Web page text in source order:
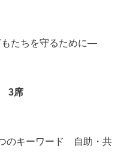
たちを守るために―
3席
のキーワード 自助・共